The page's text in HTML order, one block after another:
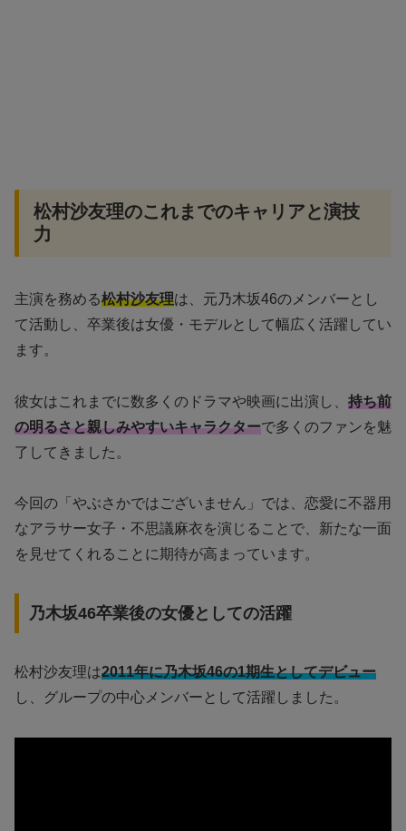
松村沙友理のこれまでのキャリアと演技
力
主演を務める松村沙友理は、元乃木坂46のメンバーとし
て活動し、卒業後は女優・モデルとして幅広く活躍してい
ます。
彼女はこれまでに数多くのドラマや映画に出演し、 持ち前
の明るさと親しみやすいキャラクターで多くのファンを魅
了してきました。
今回の「やぶさかではございません」では、恋愛に不器用
なアラサー女子・不思議麻衣を演じることで、新たな一面
を見せてくれることに期待が高まっています。
乃木坂46卒業後の女優としての活躍
松村沙友理は2011年に乃木坂46の1期生としてデビュー
し、グループの中心メンバーとして活躍しました。